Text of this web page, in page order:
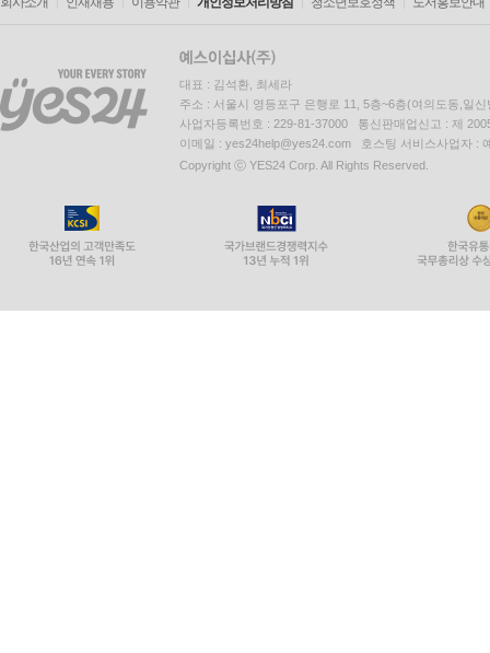
대표 : 김석환, 최세라
주소 : 서울시 영등포구 은행로 11, 5층~6층(여의도동,일신
사업자등록번호 : 229-81-37000 통신판매업신고 : 제
이메일 : yes24help@yes24.com 호스팅 서비스사업자 :
Copyright ⓒ YES24 Corp. All Rights Reserved.